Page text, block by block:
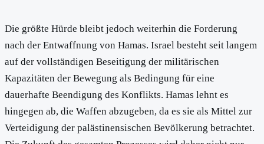
Die größte Hürde bleibt jedoch weiterhin die Forderung
nach der Entwaffnung von Hamas. Israel besteht seit langem
auf der vollständigen Beseitigung der militärischen
Kapazitäten der Bewegung als Bedingung für eine
dauerhafte Beendigung des Konflikts. Hamas lehnt es
hingegen ab, die Waffen abzugeben, da es sie als Mittel zur
Verteidigung der palästinensischen Bevölkerung betrachtet.